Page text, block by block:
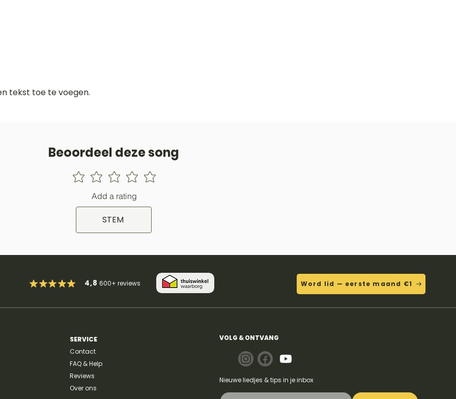
tekst toe te voegen.
Beoordeel deze song
Add a rating
STEM
4,8600+reviews Word lid — eerste maand €1
SERVICE
Contact
FAQ & Help
Reviews
Over ons
VOLG & ONTVANG
Nieuwe liedjes & tips in je inbox